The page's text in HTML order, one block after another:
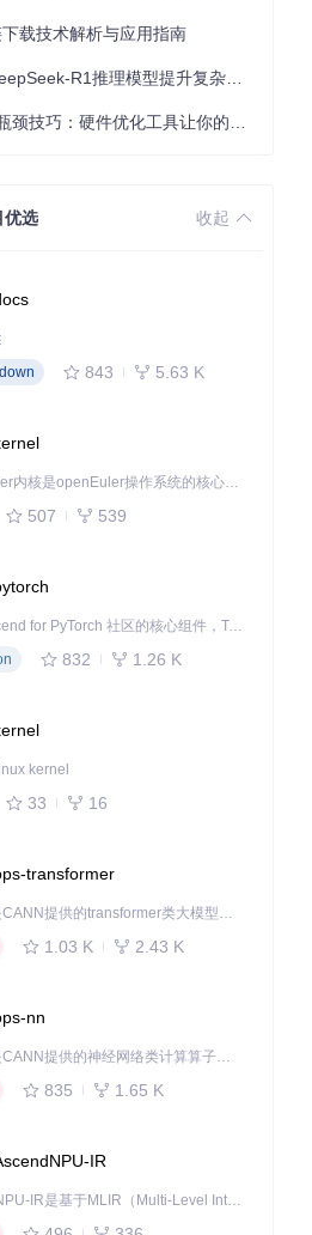
载技术解析与应用指南
优选 收起
843 5.63 K
openEuler内核是openEuler操作系统的核心，既是系统性能与稳定性的基石，也是连接处理器、设备与服务的桥梁。
507 539
作为 Ascend for PyTorch 社区的核心组件，TorchNPU 是昇腾专为 PyTorch 打造的深度学习适配插件，使 PyTorch 框架能够直接调用昇腾 NPU，为开发者提供昇腾 AI 处理器的超强算力。
832 1.26 K
kernel
33 16
transformer
本项目是CANN提供的transformer类大模型算子库，实现网络在NPU上加速计算。
1.03 K 2.43 K
nn
本项目是CANN提供的神经网络类计算算子库，实现网络在NPU上加速计算。
835 1.65 K
IR
AscendNPU-IR是基于MLIR（Multi-Level Intermediate Representation）构建的，面向昇腾亲和算子编译时使用的中间表示，提供昇腾完备表达能力，通过编译优化提升昇腾AI处理器计算效率，支持通过生态框架使能昇腾AI处理器与深度调优